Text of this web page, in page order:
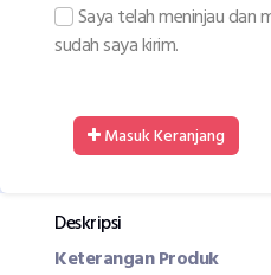
Saya telah meninjau dan
sudah saya kirim.
Masuk Keranjang
Deskripsi
Keterangan Produk